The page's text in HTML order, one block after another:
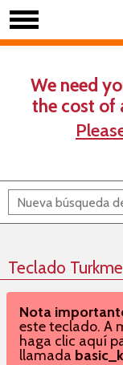
We need
the cost of
Teclado
Nota
este teclado. A
haga clic aquí
llamada